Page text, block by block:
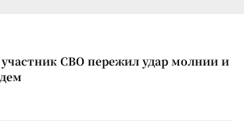
СВО пережил удар молнии и